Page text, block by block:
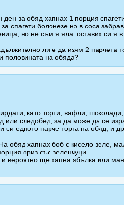
ден за обяд хапнах 1 порция
спагети болонезе но в соса
но не съм я яла, оставих си я в
ли е да изям 2 парчета
половината на обяда?
като торти, вафли,
или следобед, за да може да се
си едното парче торта на обяд, и
обяд хапнах боб с кисело зеле,
ориз със зеленчуци.
вероятно ще хапна ябълка или